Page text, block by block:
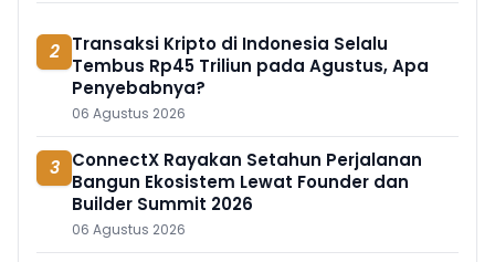
2 Transaksi Kripto di Indonesia Selalu
Tembus Rp45 Triliun pada Agustus, Apa
Penyebabnya?
06 Agustus 2026
3 ConnectX Rayakan Setahun Perjalanan
Bangun Ekosistem Lewat Founder dan
Builder Summit 2026
06 Agustus 2026